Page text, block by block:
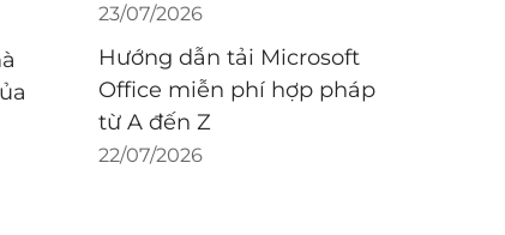
23/07/2026
Hướng dẫn tải Microsoft
Office miễn phí hợp pháp
từ A đến Z
22/07/2026